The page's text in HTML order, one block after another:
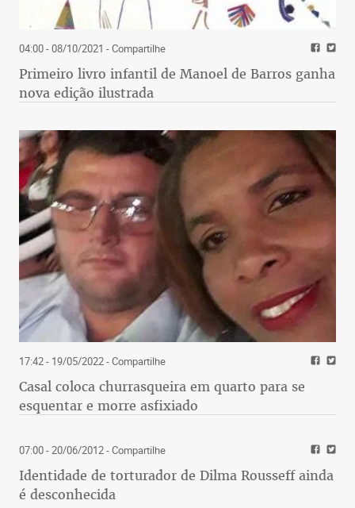
04:00 - 08/10/2021 - Compartilhe
Primeiro livro infantil de Manoel de Barros ganha
nova edição ilustrada
17:42 - 19/05/2022- Compartilhe
Casal coloca churrasqueira em quarto para se
esquentar e morre asfixiado
07:00 - 20/06/2012- Compartilhe
Identidade de torturador de Dilma Rousseff ainda
é desconhecida